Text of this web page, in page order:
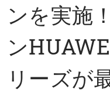
ンを実施
ン
リーズが